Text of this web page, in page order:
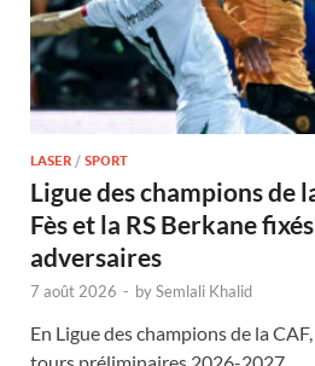
LASER / SPORT
Ligue des champions de
Fès et la RS Berkane
adversaires
7 août 2026 - bySemlali Khalid
En Ligue des champions de la